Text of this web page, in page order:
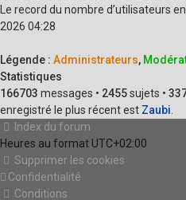
Le record du nombre d’utilisateurs
2026 04:28
Légende : Administrateurs,
Statistiques
166703 messages • 2455sujets •
enregistré le plus récent est Zaubi
Index du forum
Heures au format UTC+02:00
Supprimer les cookies
Confidentialité
Conditions